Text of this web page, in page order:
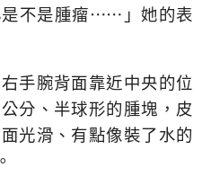
是不是腫瘤⋯⋯」她的表
手腕背面靠近中央的位
分、半球形的腫塊，皮
光滑、有點像裝了水的